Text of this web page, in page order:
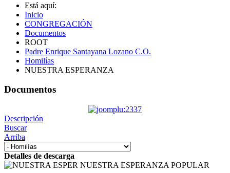
Está aquí:
Inicio
CONGREGACIÓN
Documentos
ROOT
Padre Enrique Santayana Lozano C.O.
Homilías
NUESTRA ESPERANZA
Documentos
Descripción
Buscar
Arriba
Detalles de descarga
NUESTRA ESPERANZA POPULAR